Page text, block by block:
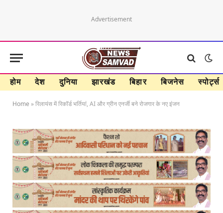
Advertisement
होम देश दुनिया झारखंड बिहार बिजनेस स्पोर्ट्स
Home »रिलायंस में रिकॉर्ड भर्तियां, AI और ग्रीन एनर्जी बने रोजगार के नए इंजन